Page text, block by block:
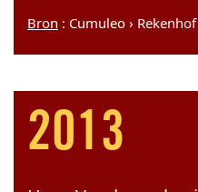
Bron : Cumuleo ›
2013